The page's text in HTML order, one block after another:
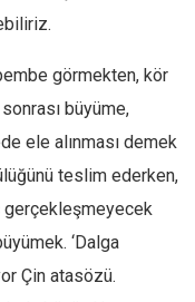
görmekten, kör
büyüme,
ele alınması demek
teslim ederken,
gerçekleşmeyecek
‘Dalga
Çin atasözü.